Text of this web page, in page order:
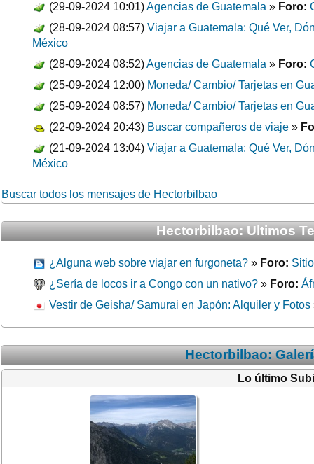
(29-09-2024 10:01)Agencias de Guatemala » Foro:
(28-09-2024 08:57) Viajar a Guatemala: Qué Ver,
México
(28-09-2024 08:52)Agencias de Guatemala » Foro:
(25-09-2024 12:00) Moneda/ Cambio/ Tarjetas en
(25-09-2024 08:57) Moneda/ Cambio/ Tarjetas en
(22-09-2024 20:43) Buscar compañeros de viaje »
(21-09-2024 13:04) Viajar a Guatemala: Qué Ver,
México
Buscar todos los mensajes de Hectorbilbao
Hectorbilbao: Ultimos
¿Alguna web sobre viajar en furgoneta? » Foro:
¿Sería de locos ir a Congo con un nativo? » Foro:
Vestir de Geisha/ Samurai en Japón: Alquiler y Fotos
Hectorbilbao:
Lo último